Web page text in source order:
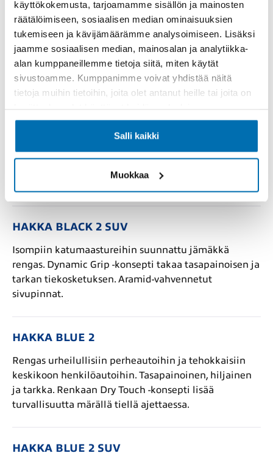
käyttökokemusta, tarjoamamme sisällön ja mainosten
räätälöimiseen, sosiaalisen median ominaisuuksien
tukemiseen ja kävijämäärämme analysoimiseen. Lisäksi
jaamme sosiaalisen median, mainosalan ja analytiikka-
alan kumppaneillemme tietoja siitä, miten käytät
sivustoamme. Kumppanimme voivat yhdistää näitä
tietoja muihin tietoihin, joita olet antanut heille tai joita on
Salli kaikki
Muokkaa
Lue lisää ostajan oppaastamme
Nokian kesärenkaat
Kesärengas urheilullisiin ja suorituskykyisiin autoihin.
Märällä helppo ajettava, erinomainen vakaus ja
hallittavuus myös ääritilanteissa. Miellyttävän vaimea
HAKKA BLACK 2 SUV
Isompiin katumaastureihin suunnattu jämäkkä
rengas. Dynamic Grip -konsepti takaa tasapainoisen ja
tarkan tiekosketuksen. Aramid-vahvennetut
sivupinnat.
HAKKA BLUE 2
Rengas urheilullisiin perheautoihin ja tehokkaisiin
keskikoon henkilöautoihin. Tasapainoinen, hiljainen
ja tarkka. Renkaan Dry Touch -konsepti lisää
turvallisuutta märällä tiellä ajettaessa.
HAKKA BLUE 2 SUV